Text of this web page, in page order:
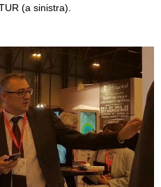
(a sinistra).